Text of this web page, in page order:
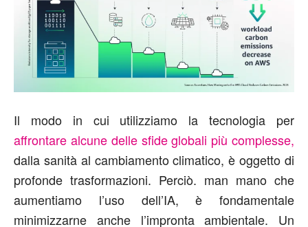
Il modo in cui utilizziamo la tecnologia per
affrontare alcune delle sfide globali più complesse,
dalla sanità al cambiamento climatico, è oggetto di
profonde trasformazioni. Perciò. man mano che
aumentiamo l’uso dell’IA, è fondamentale
minimizzarne anche l’impronta ambientale. Un